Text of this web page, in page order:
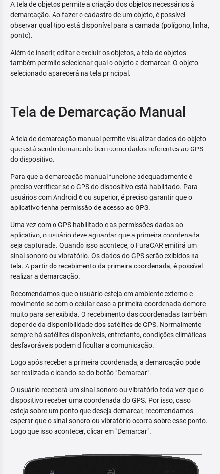
A tela de objetos permite a criação dos objetos necessários à
demarcação. Ao fazer o cadastro de um objeto, é possível
observar qual tipo está disponível para a camada (polígono, linha,
ponto).
Além de inserir, editar e excluir os objetos, a tela de objetos
também permite selecionar qual o objeto a demarcar. O objeto
selecionado aparecerá na tela principal.
Tela de Demarcação Manual
A tela de demarcação manual permite visualizar dados do objeto
que está sendo demarcado bem como dados referentes ao GPS
do dispositivo.
Para que a demarcação manual funcione adequadamente é
preciso verrificar se o GPS do dispositivo está habilitado. Para
usuários com Android 6 ou superior, é preciso garantir que o
aplicativo tenha permissão de acesso ao GPS.
Uma vez com o GPS habilitado e as permissões dadas ao
aplicativo, o usuário deve aguardar que a primeira coordenada
seja capturada. Quando isso acontece, o FuraCAR emitirá um
sinal sonoro ou vibratório. Os dados do GPS serão exibidos na
tela. A partir do recebimento da primeira coordenada, é possível
realizar a demarcação.
Recomendamos que o usuário esteja em ambiente externo e
movimente-se com o celular caso a primeira coordenada demore
muito para ser exibida. O recebimento das coordenadas também
depende da disponibilidade dos satélites de GPS. Normalmente
sempre há satélites disponíveis, entretanto, condições climáticas
desfavoráveis podem dificultar a comunicação.
Logo após receber a primeira coordenada, a demarcação pode
ser realizada clicando-se do botão "Demarcar".
O usuário receberá um sinal sonoro ou vibratório toda vez que o
dispositivo receber uma coordenada do GPS. Por isso, caso
esteja sobre um ponto que deseja demarcar, recomendamos
esperar que o sinal sonoro ou vibratório ocorra sobre esse ponto.
Logo que isso acontecer, clicar em "Demarcar".